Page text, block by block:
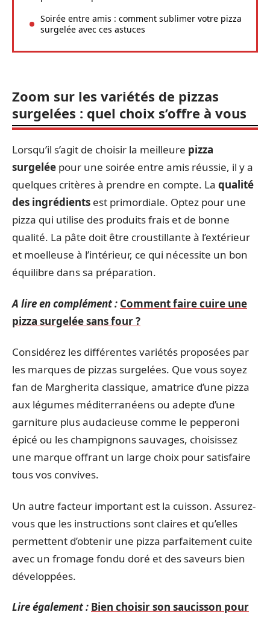
Soirée entre amis : comment sublimer votre pizza
surgelée avec ces astuces
Zoom sur les variétés de pizzas
surgelées : quel choix s’offre à vous
Lorsqu’il s’agit de choisir la meilleure pizza
surgelée pour une soirée entre amis réussie, il y a
quelques critères à prendre en compte. La qualité
des ingrédients est primordiale. Optez pour une
pizza qui utilise des produits frais et de bonne
qualité. La pâte doit être croustillante à l’extérieur
et moelleuse à l’intérieur, ce qui nécessite un bon
équilibre dans sa préparation.
A lire en complément : Comment faire cuire une
pizza surgelée sans four ?
Considérez les différentes variétés proposées par
les marques de pizzas surgelées. Que vous soyez
fan de Margherita classique, amatrice d’une pizza
aux légumes méditerranéens ou adepte d’une
garniture plus audacieuse comme le pepperoni
épicé ou les champignons sauvages, choisissez
une marque offrant un large choix pour satisfaire
tous vos convives.
Un autre facteur important est la cuisson. Assurez-
vous que les instructions sont claires et qu’elles
permettent d’obtenir une pizza parfaitement cuite
avec un fromage fondu doré et des saveurs bien
développées.
Lire également : Bien choisir son saucisson pour